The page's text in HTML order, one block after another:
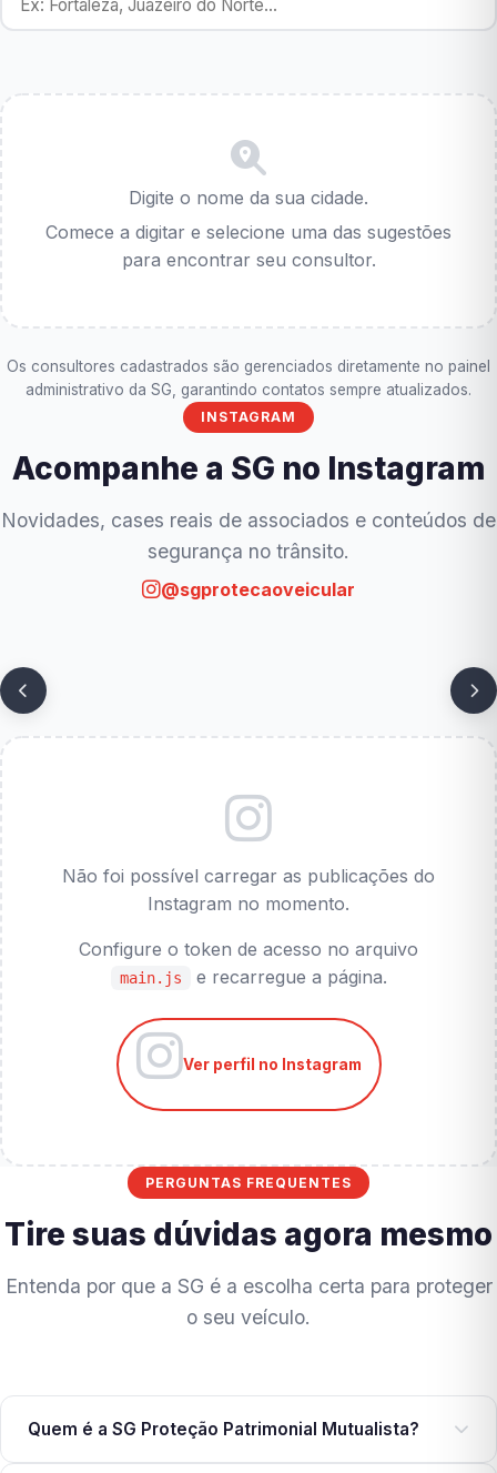
Digite o nome da sua cidade.
Comece a digitar e selecione uma das sugestões
para encontrar seu consultor.
Os consultores cadastrados são gerenciados diretamente no painel
administrativo da SG, garantindo contatos sempre atualizados.
INSTAGRAM
Acompanhe a SG no Instagram
Novidades, cases reais de associados e conteúdos de
segurança no trânsito.
@sgprotecaoveicular
Não foi possível carregar as publicações do
Instagram no momento.
Configure o token de acesso no arquivo
main.js e recarregue a página.
Ver perfil no Instagram
PERGUNTAS FREQUENTES
Tire suas dúvidas agora mesmo
Entenda por que a SG é a escolha certa para proteger
o seu veículo.
Quem é a SG Proteção Patrimonial Mutualista?